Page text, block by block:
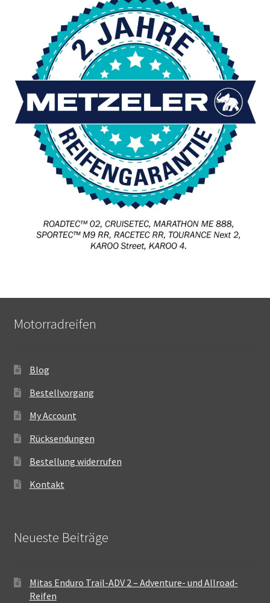
Motorradreifen
Blog
Bestellvorgang
My Account
Rücksendungen
Bestellung widerrufen
Kontakt
Neueste Beiträge
Mitas Enduro Trail-ADV 2 – Adventure- und Allroad-
Reifen